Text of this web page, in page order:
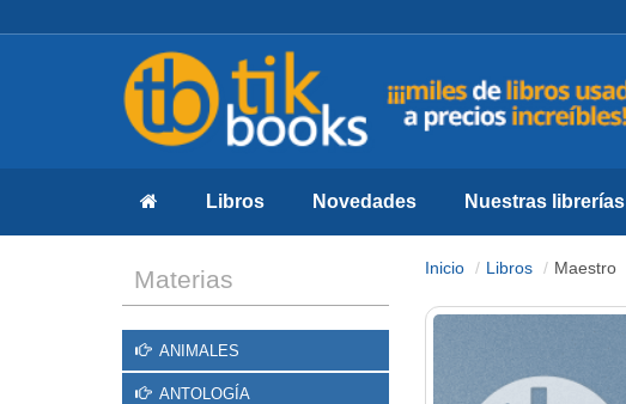
Libros Novedades Nuestras librerías
Materias
ANIMALES
ANTOLOGÍA
Inicio Libros Maestro